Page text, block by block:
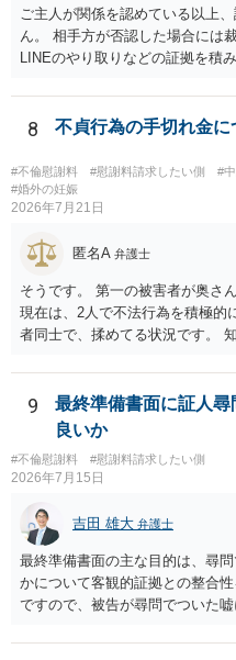
書士との協議になると思います
の見極めや，相手方は性交類似
定しているのかによって，考え
あれば，本人（行政書士でも同
り変わらないように思います。
もよいように思いますが，ゼロ
しかなくなるようにも思います
談して進めることを検討した方が
ご主人が関係を認めている以上
ん。 相手方が否認した場合には
LINEのやり取りなどの証拠を積
個別の事情によりますので、お
すめします。
8 不貞行為の手切れ金に
#不倫慰謝料 #慰謝料請求したい側 #
#婚外の妊娠
2026年7月21日
匿名A 弁護士
そうです。 第一の被害者が奥さ
現在は、2人で不法行為を積極的
者同士で、揉めてる状況です。
というだけですから。
9
最終準備書面に証人
良いか
#不倫慰謝料 #慰謝料請求したい側
2026年7月15日
吉田 雄大 弁護士
最終準備書面の主な目的は、尋
かについて客観的証拠との整合
ですので、被告が尋問でついた
事実でないとの指摘をすること